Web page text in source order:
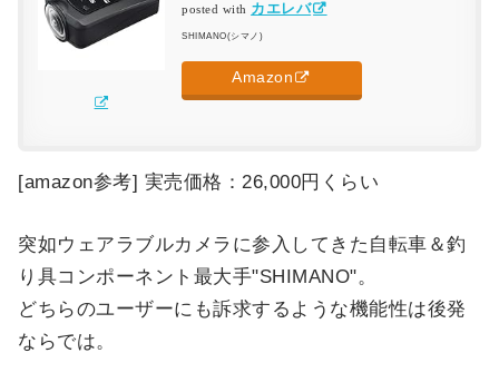
posted with カエレバ
SHIMANO(シマノ)
Amazon
[amazon参考] 実売価格：26,000円くらい
突如ウェアラブルカメラに参入してきた自転車＆釣
り具コンポーネント最大手"SHIMANO"。
どちらのユーザーにも訴求するような機能性は後発
ならでは。